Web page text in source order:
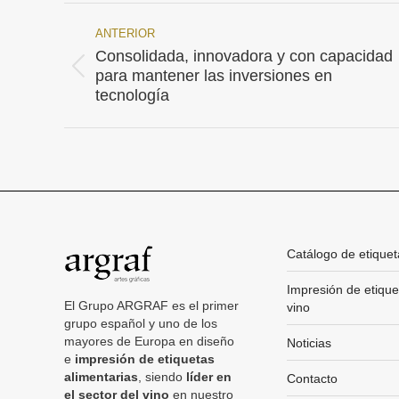
Navegación
entre
publicaciones
ANTERIOR
Publicación
anterior:
Consolidada, innovadora y con capacidad
para mantener las inversiones en
tecnología
El Grupo ARGRAF es el primer
grupo español y uno de los
mayores de Europa en diseño
e impresión de etiquetas
alimentarias, siendo líder en
el sector del vino en nuestro
Catálogo de
Impresión de
vino
Noticias
Contacto